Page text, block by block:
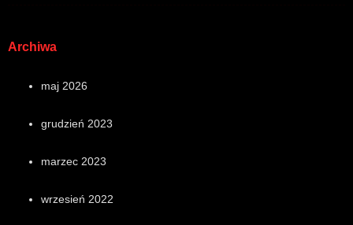
Archiwa
maj 2026
grudzień 2023
marzec 2023
wrzesień 2022